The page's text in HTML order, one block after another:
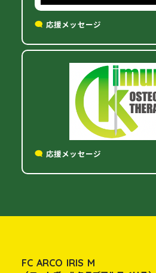
応援メッセージ
応援メッセージ
FC ARCO IRIS M